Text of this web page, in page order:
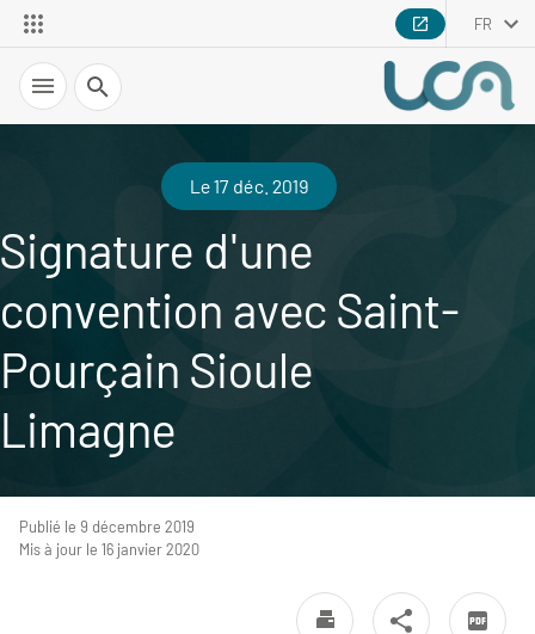
FR
Recherche
Le 17 déc. 2019
Signature d'une
convention avec Saint-
Pourçain Sioule
Limagne
Publié le 9 décembre 2019
Mis à jour le 16 janvier 2020